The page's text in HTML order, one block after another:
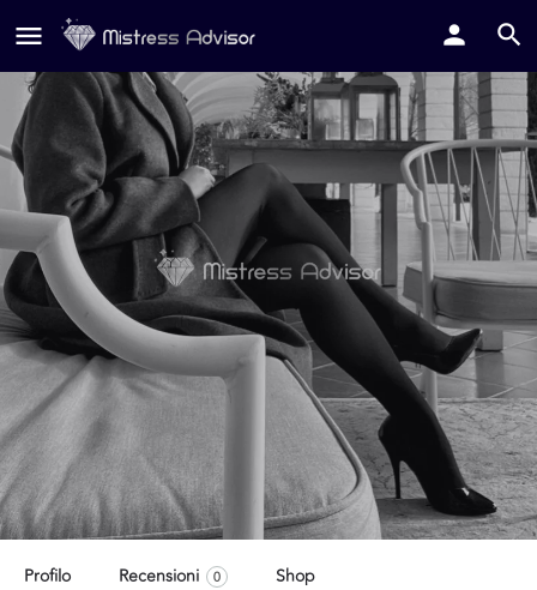
Mistress Eleanor X
Contatta su Whatsapp
Profilo Recensioni 0 Shop